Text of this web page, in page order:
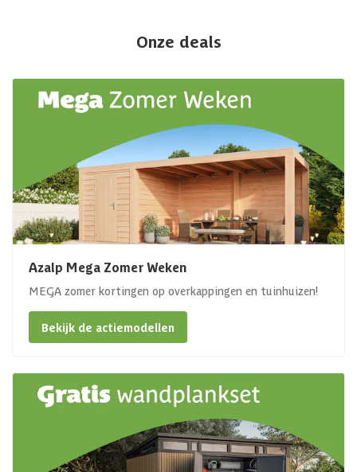
Onze deals
Azalp Mega Zomer Weken
MEGA zomer kortingen op overkappingen en tuinhuizen!
Bekijk de actiemodellen